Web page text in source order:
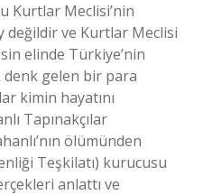
Kurtlar Meclisi’nin
değildir ve Kurtlar Meclisi
elinde Türkiye’nin
denk gelen bir para
kimin hayatını
Tapınakçılar
ölümünden
Teşkilatı) kurucusu
anlattı ve